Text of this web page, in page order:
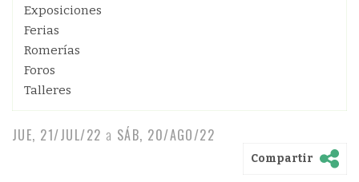
Exposiciones
Ferias
Romerías
Foros
Talleres
JUE, 21/JUL/22 a SÁB, 20/AGO/22
Compartir